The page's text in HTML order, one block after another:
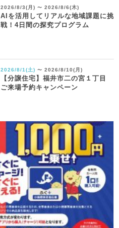
2026/8/3(月) 〜 2026/8/6(木)
AIを活用してリアルな地域課題に挑
戦！4日間の探究プログラム
2026/8/1(土) 〜 2026/8/10(月)
【分譲住宅】福井市二の宮１丁目
ご来場予約キャンペーン